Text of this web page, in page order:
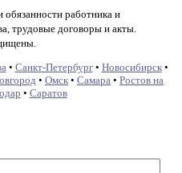
работника и
трудовые договоры и акты.
• Санкт-Петербург• Новосибирск•
• Омск • Самара • Ростов на
• Саратов